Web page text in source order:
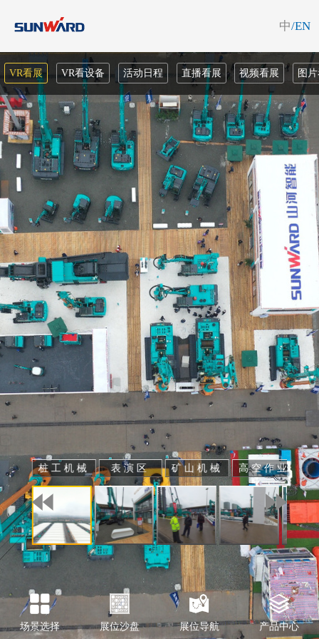
桩工机械 表演区 矿山机械 高空作业
中/EN
VR看展 VR看设备 活动日程 直播看展 视频看展 图
场景选择 展位沙盘 展位导航 产品中心